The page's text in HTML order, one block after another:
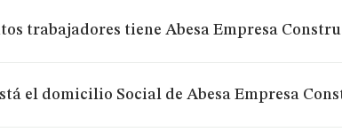
trabajadores tiene Abesa Empresa
el domicilio Social de Abesa Empresa